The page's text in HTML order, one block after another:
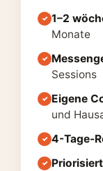
✓ 1–2
Monate
✓
Sessions
✓ Eigene
und
✓ 4-Tage-
✓